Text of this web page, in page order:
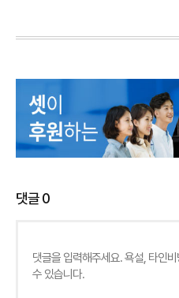
댓글0